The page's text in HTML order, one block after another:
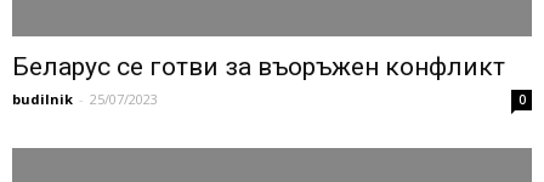
Беларус се готви за въоръжен конфликт
budilnik - 25/07/2023 0